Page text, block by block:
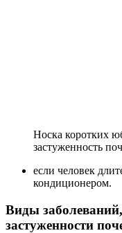
Носка коротких
застуженность
если человек
кондиционером.
Виды
застуженности